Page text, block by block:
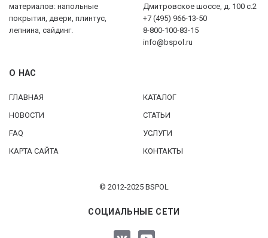
материалов: напольные
покрытия, двери, плинтус,
лепнина, сайдинг.
Дмитровское шоссе, д. 100 с.2
+7 (495) 966-13-50
8-800-100-83-15
info@bspol.ru
О НАС
ГЛАВНАЯ
КАТАЛОГ
НОВОСТИ
СТАТЬИ
FAQ
УСЛУГИ
КАРТА САЙТА
КОНТАКТЫ
© 2012-2025 BSPOL
СОЦИАЛЬНЫЕ СЕТИ